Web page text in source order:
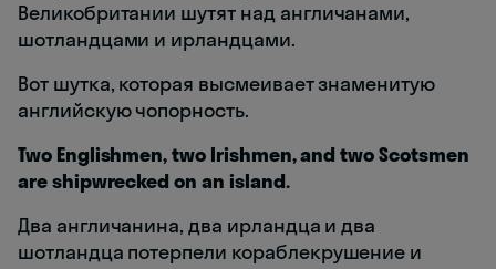
Великобритании шутят над англичанами,
шотландцами и ирландцами.
Вот шутка, которая высмеивает знаменитую
английскую чопорность.
Two Englishmen, two Irishmen, and two Scotsmen
are shipwrecked on an island.
Два англичанина, два ирландца и два
шотландца потерпели кораблекрушение и